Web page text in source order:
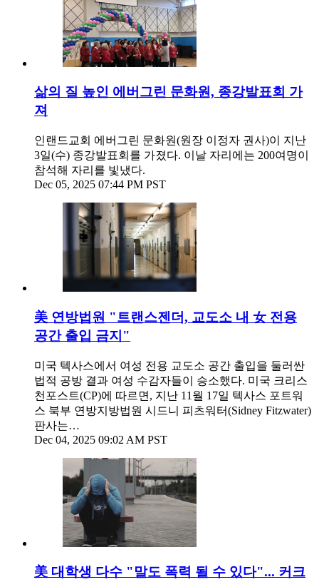
삶의 질 높인 에버그린 문화원, 종강발표회 가
져
인랜드교회 에버그린 문화원(원장 이정자 권사)이 지난
3일(수) 종강발표회를 가졌다. 이날 자리에는 200여명이
참석해 자리를 빛냈다.
Dec 05, 2025 07:44 PM PST
美 연방법원 "트랜스젠더, 교도소 내 女 전용
공간 출입 금지"
미국 텍사스에서 여성 전용 교도소 공간 출입을 둘러싼
법적 공방 결과 여성 수감자들이 승소했다. 미국 크리스
천포스트(CP)에 따르면, 지난 11월 17일 텍사스 포트워
스 북부 연방지방법원 시드니 피츠워터(Sidney Fitzwater)
판사는…
Dec 04, 2025 09:02 AM PST
美 대학생 다수 "말도 폭력 될 수 있다"... 커크